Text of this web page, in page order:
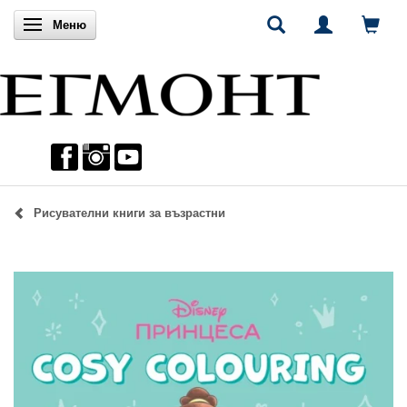
Включи навигацията
Меню
Рисувателни книги за възрастни